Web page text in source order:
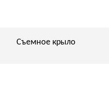
Съемное крыло